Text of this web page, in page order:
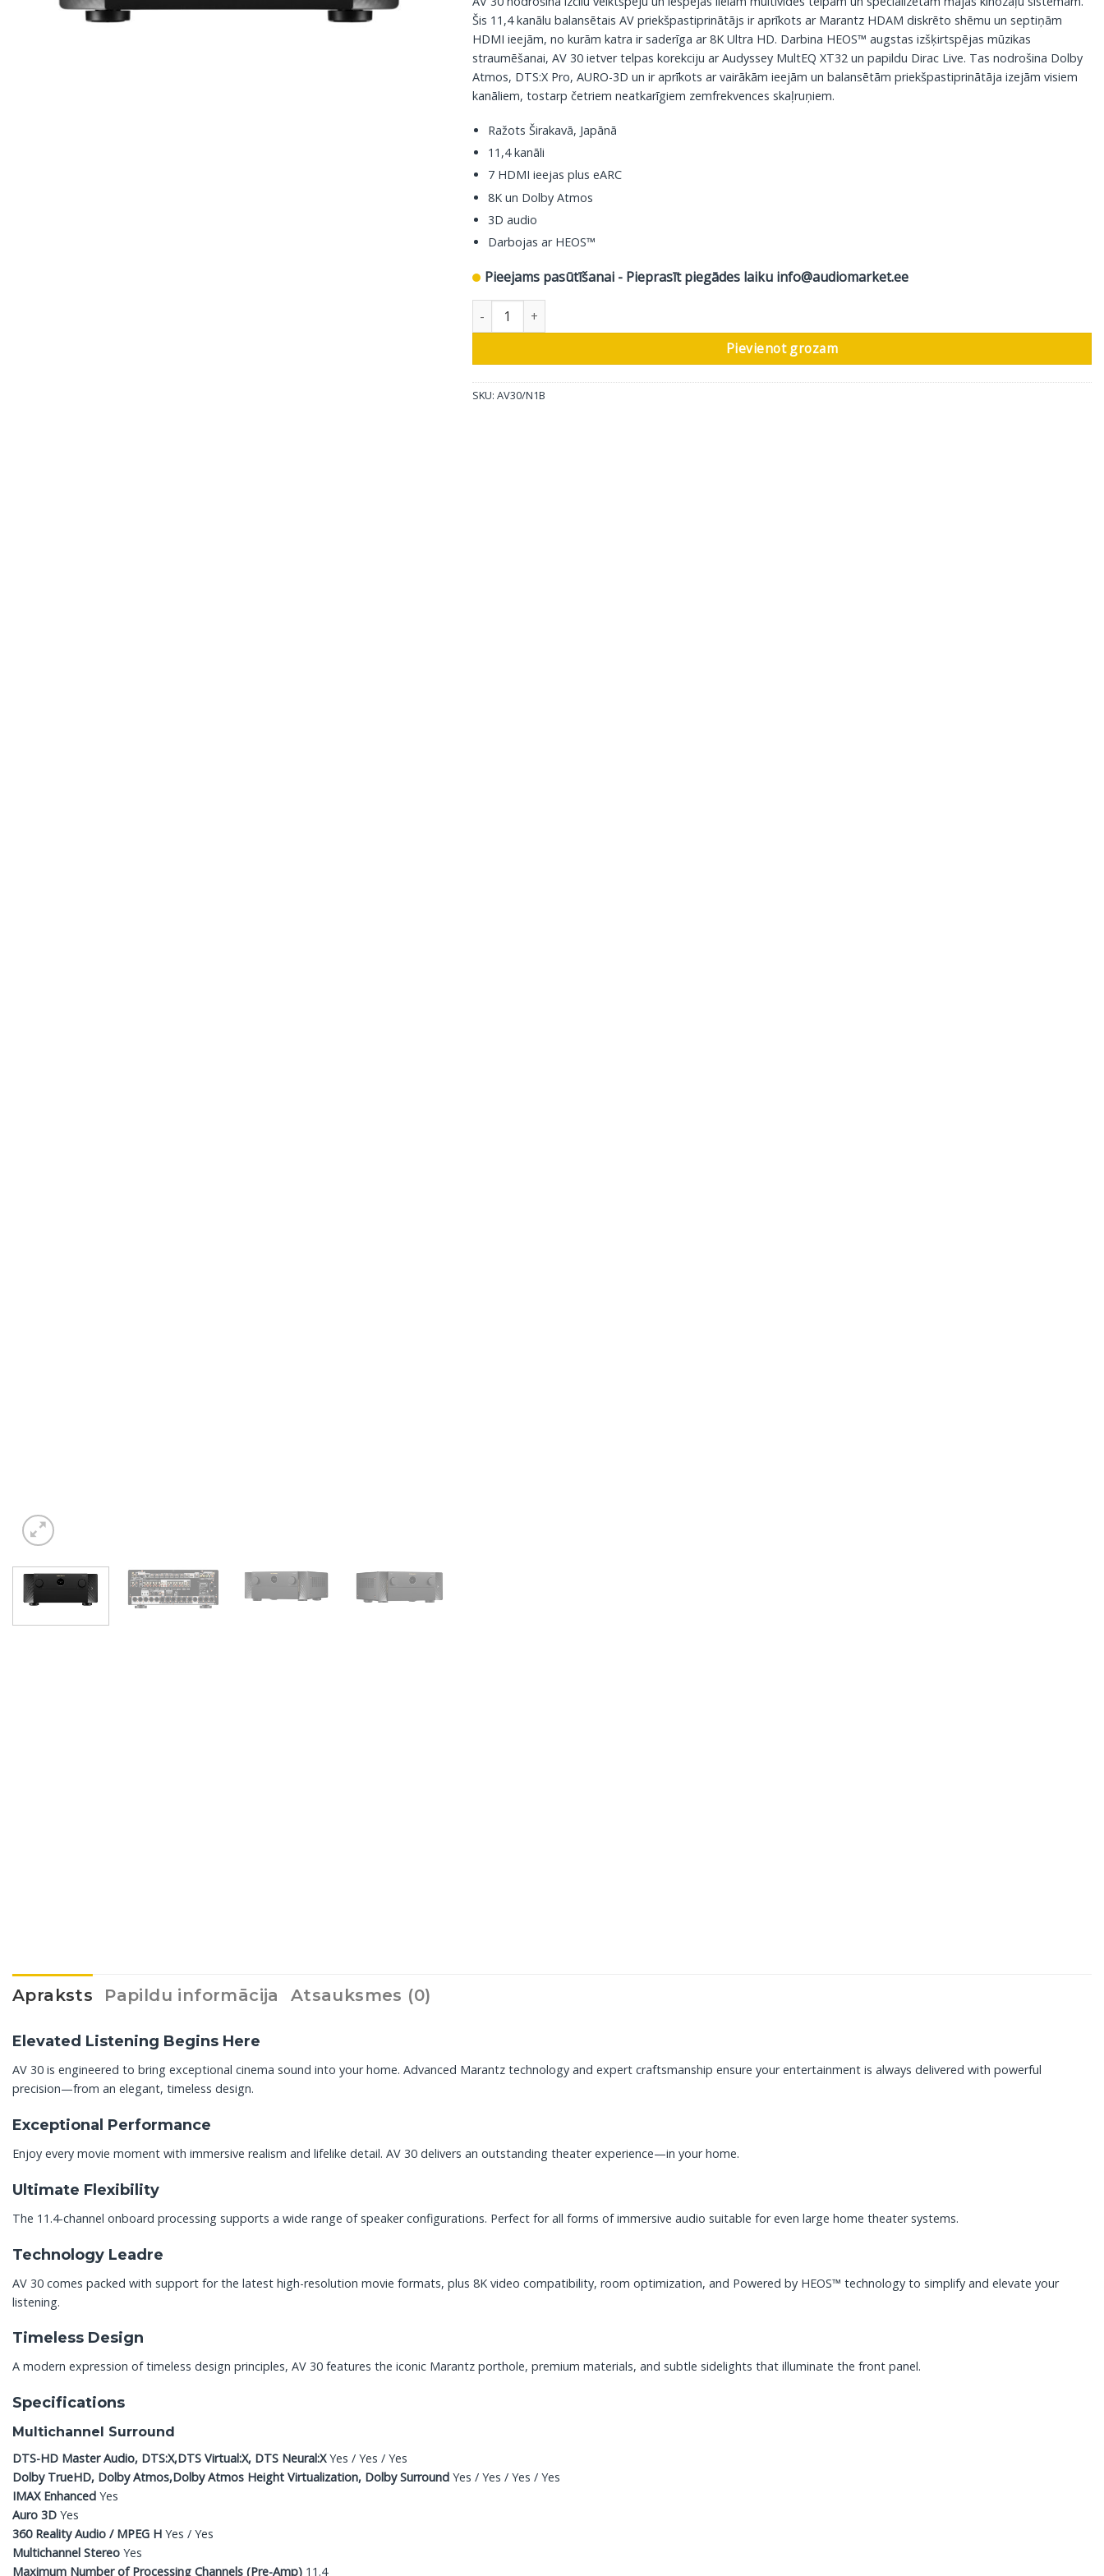
Šis 11,4 kanālu balansētais AV priekšpastiprinātājs ir aprīkots ar Marantz HDAM diskrēto shēmu un septiņām
HDMI ieejām, no kurām katra ir saderīga ar 8K Ultra HD. Darbina HEOS™ augstas izšķirtspējas mūzikas
straumēšanai, AV 30 ietver telpas korekciju ar Audyssey MultEQ XT32 un papildu Dirac Live. Tas nodrošina Dolby
Atmos, DTS:X Pro, AURO-3D un ir aprīkots ar vairākām ieejām un balansētām priekšpastiprinātāja izejām visiem
kanāliem, tostarp četriem neatkarīgiem zemfrekvences skaļruņiem.
Ražots Širakavā, Japānā
11,4 kanāli
7 HDMI ieejas plus eARC
8K un Dolby Atmos
3D audio
Darbojas ar HEOS™
Pieejams pasūtīšanai - Pieprasīt piegādes laiku info@audiomarket.ee
Marantz AV priekšpastiprinātājs AV30, 11,4 kanāli daudzums
Pievienot grozam
SKU: AV30/N1B
Apraksts Papildu informācija Atsauksmes (0)
Elevated Listening Begins Here
AV 30 is engineered to bring exceptional cinema sound into your home. Advanced Marantz technology and expert craftsmanship ensure your entertainment is always delivered with powerful
precision—from an elegant, timeless design.
Exceptional Performance
Enjoy every movie moment with immersive realism and lifelike detail. AV 30 delivers an outstanding theater experience—in your home.
Ultimate Flexibility
The 11.4-channel onboard processing supports a wide range of speaker configurations. Perfect for all forms of immersive audio suitable for even large home theater systems.
Technology Leadre
AV 30 comes packed with support for the latest high-resolution movie formats, plus 8K video compatibility, room optimization, and Powered by HEOS™ technology to simplify and elevate your
listening.
Timeless Design
A modern expression of timeless design principles, AV 30 features the iconic Marantz porthole, premium materials, and subtle sidelights that illuminate the front panel.
Specifications
Multichannel Surround
DTS-HD Master Audio, DTS:X,DTS Virtual:X, DTS Neural:XYes / Yes / Yes
Dolby TrueHD, Dolby Atmos,Dolby Atmos Height Virtualization, Dolby Surround Yes / Yes / Yes / Yes
IMAX Enhanced Yes
Auro 3D Yes
360 Reality Audio / MPEG H Yes / Yes
Multichannel Stereo Yes
Maximum Number of Processing Channels (Pre-Amp) 11.4